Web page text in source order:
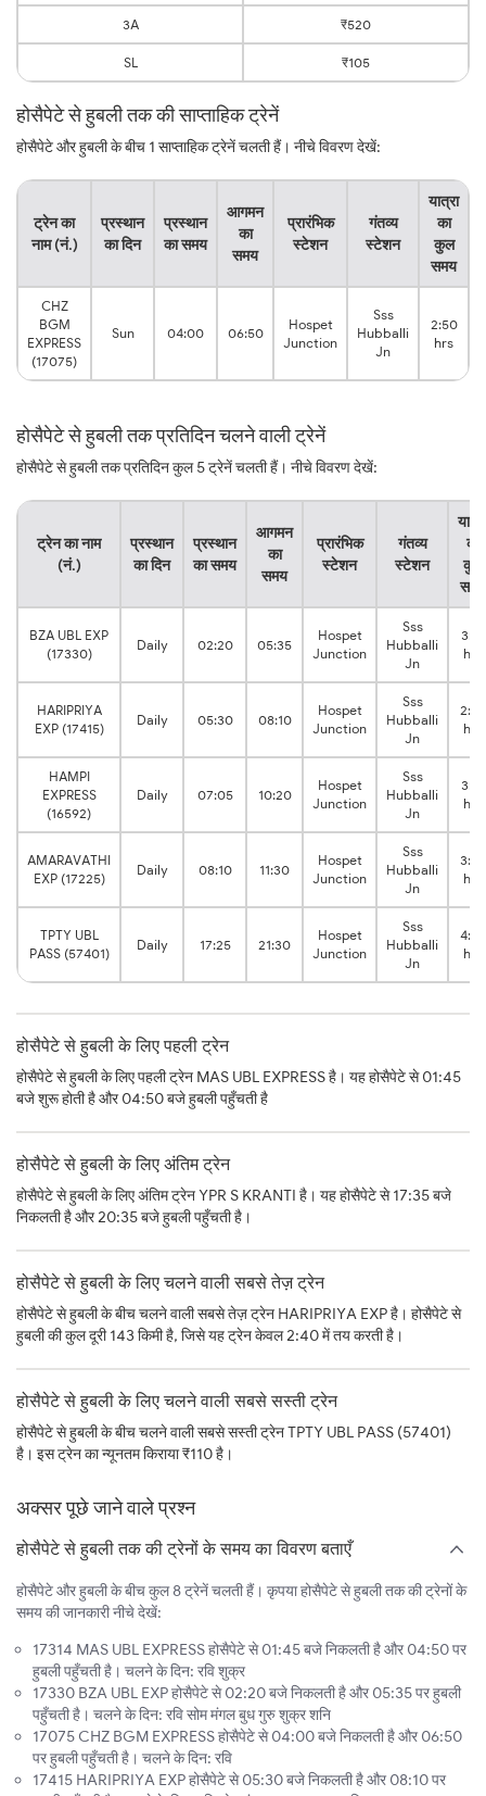
3A ₹520
SL ₹105
होसैपेटे से हुबली तक की साप्ताहिक ट्रेनें
होसैपेटे और हुबली के बीच 1 साप्ताहिक ट्रेनें चलती हैं। नीचे विवरण देखें:
ट्रेन का
नाम (नं.)
प्रस्थान
का दिन
प्रस्थान
का समय
आगमन
का
समय
प्रारंभिक
स्टेशन
गंतव्य
स्टेशन
यात्रा
का
कुल
समय
CHZ
BGM
EXPRESS
(17075)
Sun 04:00 06:50
Hospet
Junction
Sss
Hubballi
Jn
2:50
hrs
होसैपेटे से हुबली तक प्रतिदिन चलने वाली ट्रेनें
होसैपेटे से हुबली तक प्रतिदिन कुल 5 ट्रेनें चलती हैं। नीचे विवरण देखें:
ट्रेन का नाम
(नं.)
प्रस्थान
का दिन
प्रस्थान
का समय
आगमन
का
समय
प्रारंभिक
स्टेशन
गंतव्य
स्टेशन
का
कुल
समय
BZA UBL EXP
(17330)
Daily 02:20 05:35
Hospet
Junction
Sss
Hubballi
Jn
3:15
hrs
HARIPRIYA
EXP (17415)
Daily 05:30 08:10
Hospet
Junction
Sss
Hubballi
Jn
2:40
hrs
HAMPI
EXPRESS
(16592)
Daily 07:05 10:20
Hospet
Junction
Sss
Hubballi
Jn
3:15
hrs
AMARAVATHI
EXP (17225)
Daily 08:10 11:30
Hospet
Junction
Sss
Hubballi
Jn
3:20
hrs
TPTY UBL
PASS (57401)
Daily 17:25 21:30
Hospet
Junction
Sss
Hubballi
Jn
4:05
hrs
होसैपेटे से हुबली के लिए पहली ट्रेन
होसैपेटे से हुबली के लिए पहली ट्रेन MAS UBL EXPRESS है। यह होसैपेटे से 01:45
बजे शुरू होती है और 04:50 बजे हुबली पहुँचती है
होसैपेटे से हुबली के लिए अंतिम ट्रेन
होसैपेटे से हुबली के लिए अंतिम ट्रेन YPR S KRANTI है। यह होसैपेटे से 17:35 बजे
निकलती है और 20:35 बजे हुबली पहुँचती है।
होसैपेटे से हुबली के लिए चलने वाली सबसे तेज़ ट्रेन
होसैपेटे से हुबली के बीच चलने वाली सबसे तेज़ ट्रेन HARIPRIYA EXP है। होसैपेटे से
हुबली की कुल दूरी 143 किमी है, जिसे यह ट्रेन केवल 2:40 में तय करती है।
होसैपेटे से हुबली के लिए चलने वाली सबसे सस्ती ट्रेन
होसैपेटे से हुबली के बीच चलने वाली सबसे सस्ती ट्रेन TPTY UBL PASS (57401)
है। इस ट्रेन का न्यूनतम किराया ₹110 है।
अक्सर पूछे जाने वाले प्रश्न
होसैपेटे से हुबली तक की ट्रेनों के समय का विवरण बताएँ
होसैपेटे और हुबली के बीच कुल 8 ट्रेनें चलती हैं। कृपया होसैपेटे से हुबली तक की ट्रेनों के
समय की जानकारी नीचे देखें:
17314 MAS UBL EXPRESS होसैपेटे से 01:45 बजे निकलती है और 04:50 पर
हुबली पहुँचती है। चलने के दिन: रवि शुक्र
17330 BZA UBL EXP होसैपेटे से 02:20 बजे निकलती है और 05:35 पर हुबली
पहुँचती है। चलने के दिन: रवि सोम मंगल बुध गुरु शुक्र शनि
17075 CHZ BGM EXPRESS होसैपेटे से 04:00 बजे निकलती है और 06:50
पर हुबली पहुँचती है। चलने के दिन: रवि
17415 HARIPRIYA EXP होसैपेटे से 05:30 बजे निकलती है और 08:10 पर